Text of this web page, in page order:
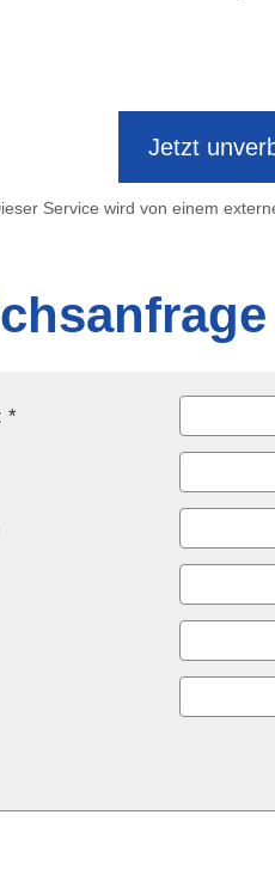
Jetzt
Service wird von einem
*